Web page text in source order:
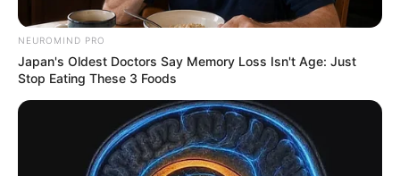
NEUROMIND PRO
Japan's Oldest Doctors Say Memory Loss Isn't Age: Just
Stop Eating These 3 Foods